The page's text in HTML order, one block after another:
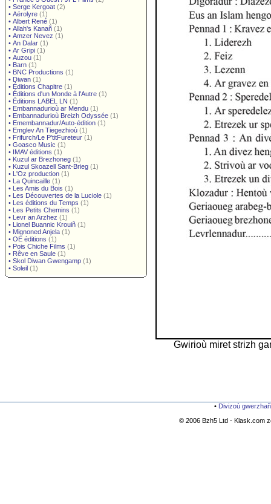
• Serge Kergoat (2)
• Aérolyre (1)
• Albert René (1)
• Allah's Kanañ (1)
• Amzer Nevez (1)
• An Dalar (1)
• Ar Gripi (1)
• Auzou (1)
• Barn (1)
• BNC Productions (1)
• Diwan (1)
• Éditions Chapitre (1)
• Éditions d'un Monde à l'Autre (1)
• Éditions LABEL LN (1)
• Embannadurioù ar Mendu (1)
• Embannadurioù Breizh Odyssée (1)
• Emembannadur/Auto-édition (1)
• Emglev An Tiegezhioù (1)
• Frifurch/Le P'titFureteur (1)
• Goasco Music (1)
• IMAV éditions (1)
• Kuzul ar Brezhoneg (1)
• Kuzul Skoazell Sant-Brieg (1)
• L'Oz production (1)
• La Quincaille (1)
• Les Amis du Bois (1)
• Les Découvertes de la Luciole (1)
• Les éditions du Temps (1)
• Les Petits Chemins (1)
• Levr an Arzhez (1)
• Lionel Buannic Krouiñ (1)
• Mignoned Anjela (1)
• OE éditions (1)
• Pois Chiche Films (1)
• Rêve en Saule (1)
• Skol Diwan Gwengamp (1)
• Soleil (1)
Gwirioù miret strizh
• Divizoù
© 2006 Bzh5 Ltd - Klask.com